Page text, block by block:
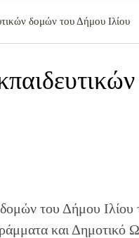
δομών του Δήμου Ιλίου
δομών του Δήμου
και Δημοτικό